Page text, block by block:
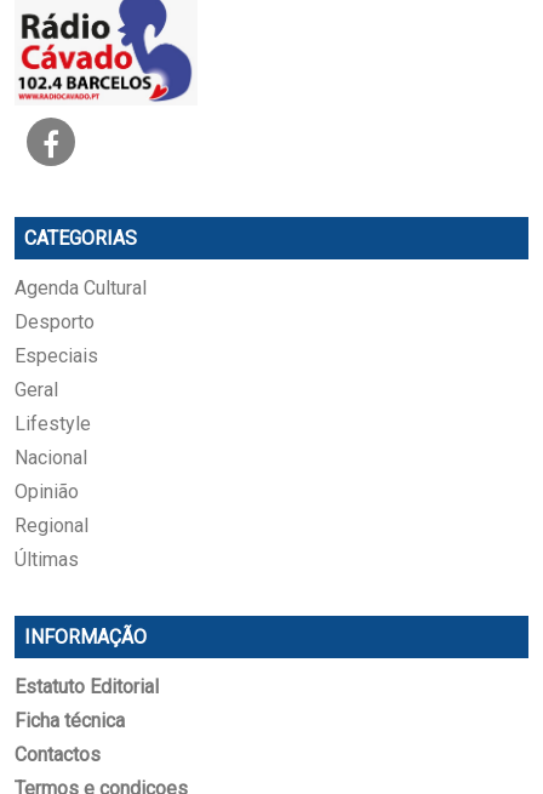
CATEGORIAS
Agenda Cultural
Desporto
Especiais
Geral
Lifestyle
Nacional
Opinião
Regional
Últimas
INFORMAÇÃO
Estatuto Editorial
Ficha técnica
Contactos
Termos e condicoes